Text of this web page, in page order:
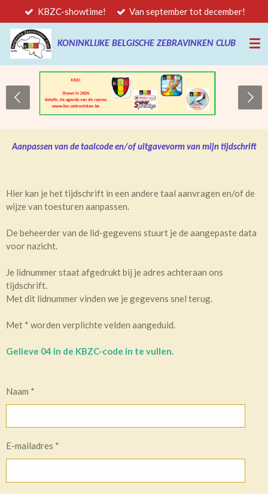
direct
naar
de
hoofdinhoud
KONINKLIJKE BELGISCHE ZEBRAVINKEN CLUB
KBZC-showtime! Van september tot december!
Aanpassen van de taalcode en/of uitgavevorm van mijn tijdschrift
Hier kan je het tijdschrift in een andere taal aanvragen en/of de
wijze van toesturen aanpassen.
De beheerder van de lid-gegevens stuurt je de aangepaste data
voor nazicht.
Je lidnummer staat afgedrukt bij je adres achteraan ons
tijdschrift.
Met dit lidnummer vinden we je gegevens snel terug.
Met * worden verplichte velden aangeduid.
Gelieve 04 in de KBZC-code in te vullen.
Naam *
E-mailadres *